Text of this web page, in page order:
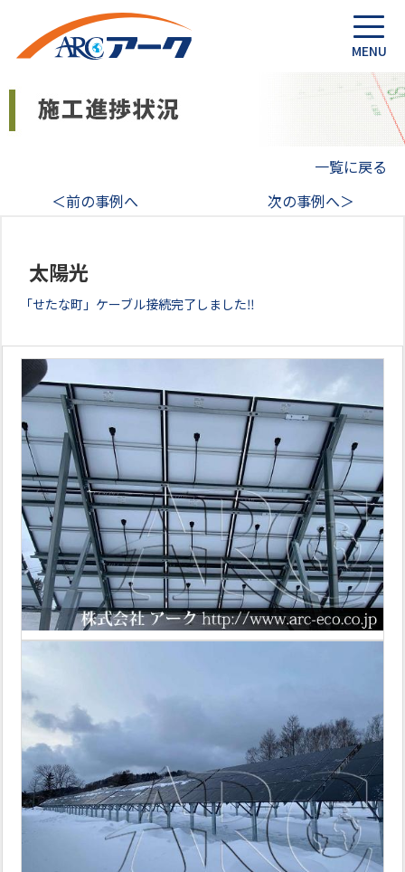
一覧に戻る
＜前の事例へ
次の事例へ＞
太陽光
「せたな町」ケーブル接続完了しました‼